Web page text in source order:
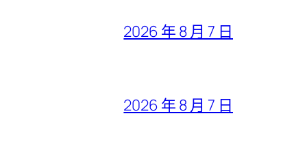
2026 年 8 月 7 日
2026 年 8 月 7 日